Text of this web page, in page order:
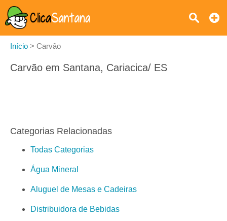
Início > Carvão
Carvão em Santana, Cariacica/ ES
Categorias Relacionadas
Todas Categorias
Água Mineral
Aluguel de Mesas e Cadeiras
Distribuidora de Bebidas